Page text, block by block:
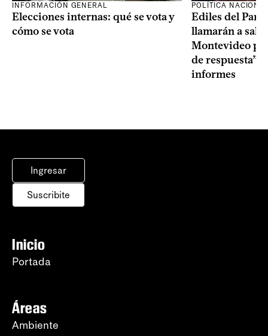
INFORMACIÓN GENERAL
Elecciones internas: qué se vota y
cómo se vota
POLÍTICA
Ediles del
llamarán a sala
Montevideo
de respuesta”
informes
Ingresar
Suscribite
Inicio
Portada
Áreas
Ambiente